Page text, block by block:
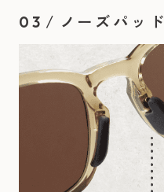
03 / ノーズパッド